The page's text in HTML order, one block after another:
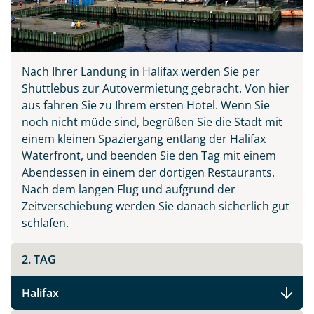
Nach Ihrer Landung in Halifax werden Sie per
Shuttlebus zur Autovermietung gebracht. Von hier
aus fahren Sie zu Ihrem ersten Hotel. Wenn Sie
noch nicht müde sind, begrüßen Sie die Stadt mit
einem kleinen Spaziergang entlang der Halifax
Waterfront, und beenden Sie den Tag mit einem
Abendessen in einem der dortigen Restaurants.
Nach dem langen Flug und aufgrund der
Zeitverschiebung werden Sie danach sicherlich gut
schlafen.
2. TAG
Halifax